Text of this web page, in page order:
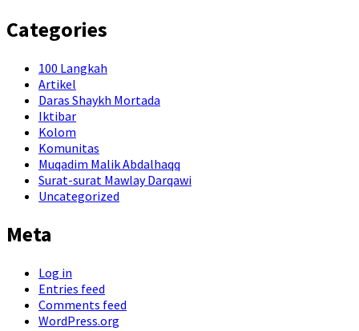
Categories
100 Langkah
Artikel
Daras Shaykh Mortada
Iktibar
Kolom
Komunitas
Muqadim Malik Abdalhaqq
Surat-surat Mawlay Darqawi
Uncategorized
Meta
Log in
Entries feed
Comments feed
WordPress.org